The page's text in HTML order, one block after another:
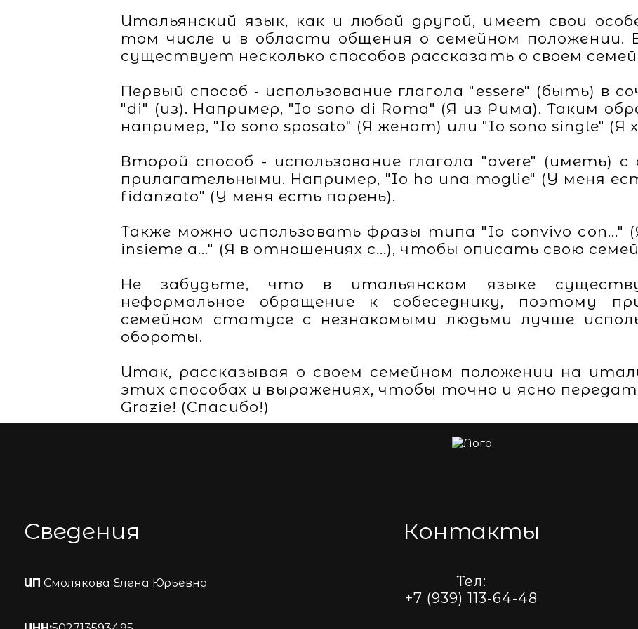
Итальянский язык, как и любой другой, имеет свои
том числе и в области общения о семейном положении.
существует несколько способов рассказать о своем
Первый способ - использование глагола "essere" (быть) в
"di" (из). Например, "Io sono di Roma" (Я из Рима). Таким
например, "Io sono sposato" (Я женат) или "Io sono single" (Я
Второй способ - использование глагола "avere" (иметь)
прилагательными. Например, "Io ho una moglie" (У меня
fidanzato" (У меня есть парень).
Также можно использовать фразы типа "Io convivo con..."
insieme a..." (Я в отношениях с...), чтобы описать свою
Не забудьте, что в итальянском языке
неформальное обращение к собеседнику, поэтому
семейном статусе с незнакомыми людьми лучше
обороты.
Итак, рассказывая о своем семейном положении на
этих способах и выражениях, чтобы точно и ясно
Grazie! (Спасибо!)
Сведения
ИП Смолякова Елена Юрьевна
Контакты
Тел:
+7 (939) 113-64-48